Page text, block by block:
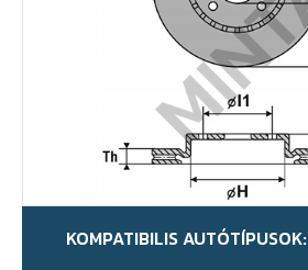
KOMPATIBILIS AUTÓTÍPUSOK: